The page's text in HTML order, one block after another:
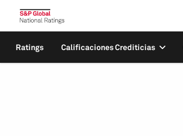
Ratings Calificaciones Crediticias